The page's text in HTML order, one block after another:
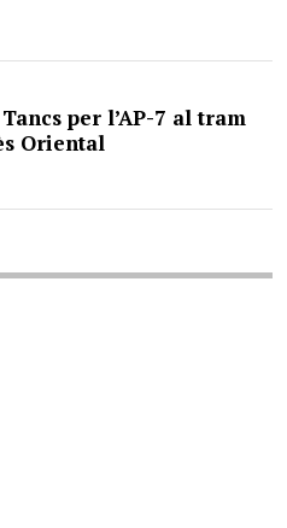
per l’AP-7 al tram
Oriental